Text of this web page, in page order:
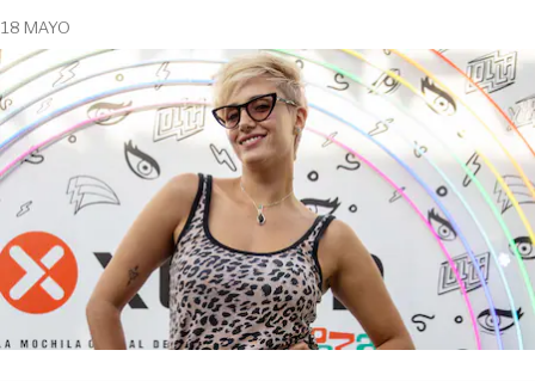
18 MAYO